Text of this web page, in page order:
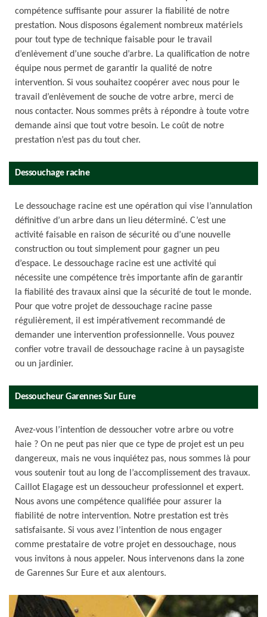
compétence suffisante pour assurer la fiabilité de notre
prestation. Nous disposons également nombreux matériels
pour tout type de technique faisable pour le travail
d’enlèvement d’une souche d’arbre. La qualification de notre
équipe nous permet de garantir la qualité de notre
intervention. Si vous souhaitez coopérer avec nous pour le
travail d’enlèvement de souche de votre arbre, merci de
nous contacter. Nous sommes prêts à répondre à toute votre
demande ainsi que tout votre besoin. Le coût de notre
prestation n’est pas du tout cher.
Dessouchage racine
Le dessouchage racine est une opération qui vise l’annulation
définitive d’un arbre dans un lieu déterminé. C’est une
activité faisable en raison de sécurité ou d’une nouvelle
construction ou tout simplement pour gagner un peu
d’espace. Le dessouchage racine est une activité qui
nécessite une compétence très importante afin de garantir
la fiabilité des travaux ainsi que la sécurité de tout le monde.
Pour que votre projet de dessouchage racine passe
régulièrement, il est impérativement recommandé de
demander une intervention professionnelle. Vous pouvez
confier votre travail de dessouchage racine à un paysagiste
ou un jardinier.
Dessoucheur Garennes Sur Eure
Avez-vous l’intention de dessoucher votre arbre ou votre
haie ? On ne peut pas nier que ce type de projet est un peu
dangereux, mais ne vous inquiétez pas, nous sommes là pour
vous soutenir tout au long de l’accomplissement des travaux.
Caillot Elagage est un dessoucheur professionnel et expert.
Nous avons une compétence qualifiée pour assurer la
fiabilité de notre intervention. Notre prestation est très
satisfaisante. Si vous avez l’intention de nous engager
comme prestataire de votre projet en dessouchage, nous
vous invitons à nous appeler. Nous intervenons dans la zone
de Garennes Sur Eure et aux alentours.